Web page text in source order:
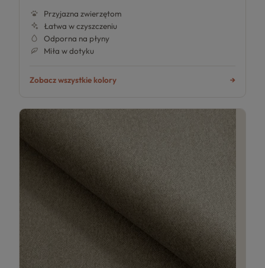
Przyjazna zwierzętom
Łatwa w czyszczeniu
Odporna na płyny
Miła w dotyku
Zobacz wszystkie kolory